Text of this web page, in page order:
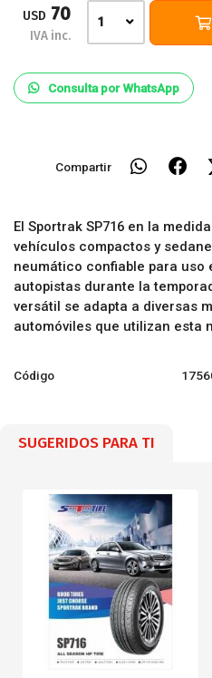
USD 70
IVA inc.
1
Consulta por WhatsApp
Compartir
El Sportrak SP716 en la
vehículos compactos y
neumático confiable para uso
autopistas durante la
versátil se adapta a diversas
automóviles que utilizan esta
Código
SUGERIDOS PARA TI